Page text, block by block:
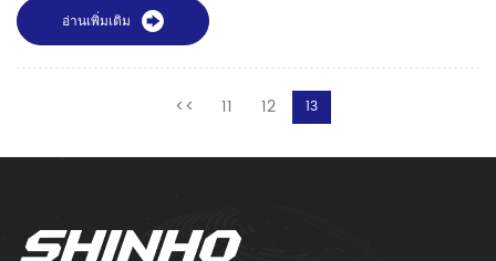
(FH-2...อ่านเพิ่มเติม
<< 11 12 13